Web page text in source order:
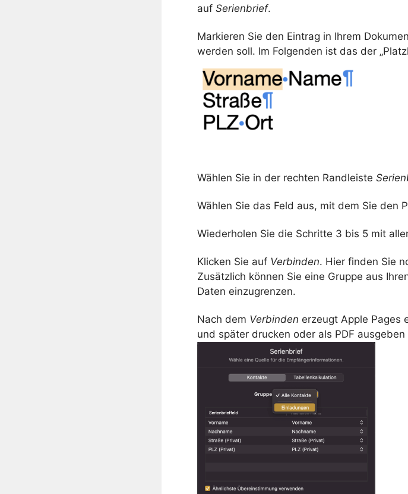
auf Serienbrief.
Markieren Sie den Eintrag in Ihrem
werden soll. Im Folgenden ist das der
Wählen Sie in der rechten Randleiste
Wählen Sie das Feld aus, mit dem Sie den
Wiederholen Sie die Schritte 3 bis 5 mit
Klicken Sie auf Verbinden. Hier finden Sie
Zusätzlich können Sie eine Gruppe aus
Daten einzugrenzen.
Nach dem Verbinden erzeugt Apple Pages
und später drucken oder als PDF ausgeben